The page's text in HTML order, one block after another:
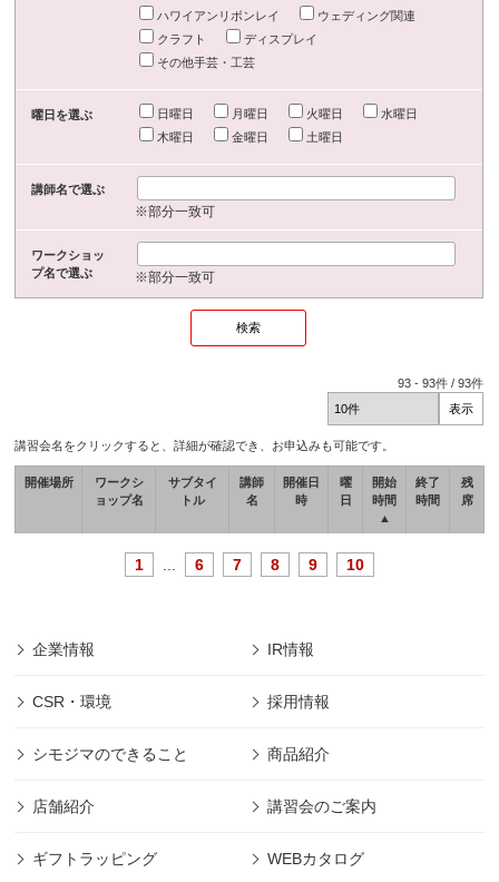
ハワイアンリボンレイ
ウェディング関連
クラフト
ディスプレイ
その他手芸・工芸
曜日を選ぶ 日曜日 月曜日 火曜日
水曜日
木曜日
金曜日 土曜日
講師名で選ぶ
※部分一致可
ワークショッ
プ名で選ぶ
※部分一致可
93 -93件 /93件
講習会名をクリックすると、詳細が確認でき、お申込みも可能です。
開催場所
ワークシ
ョップ名
サブタイ
トル
講師
名
開催日
時
曜
日
開始
時間
▲
終了
時間
残
席
1 6 7 8 9 10
企業情報 IR情報
CSR・環境 採用情報
シモジマのできること 商品紹介
店舗紹介 講習会のご案内
ギフトラッピング WEBカタログ